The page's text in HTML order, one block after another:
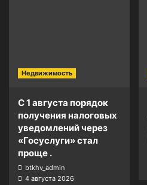
Недвижимость
С 1 августа порядок
получения налоговых
уведомлений через
«Госуслуги» стал
проще .
btkhv_admin
4 августа 2026